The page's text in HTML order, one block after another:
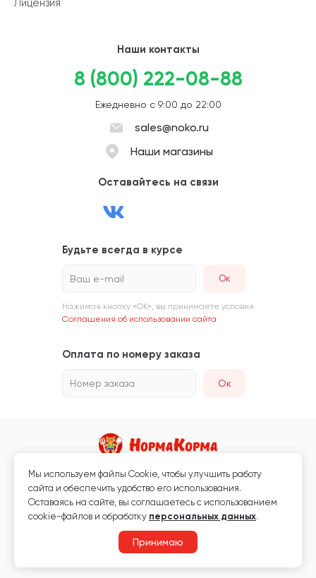
Лицензия
Наши контакты
8 (800) 222-08-88
Ежедневно с 9:00 до 22:00
sales@noko.ru
Наши магазины
Оставайтесь на связи
Будьте всегда в курсе
Ваш e-mail
Нажимая кнопку «ОК», вы принимаете условия
Соглашения об использовании сайта
Оплата по номеру заказа
Номер заказа Ок
Магазин кормов для животных и ветаптека
Любая информация, размещённая на сайте, не является публичной
офертой.
Мы используем файлы Сookie, чтобы улучшить работу
сайта и обеспечить удобство его использования.
Оставаясь на сайте, вы соглашаетесь с использованием
cookie-файлов и обработку персональных данных.
Принимаю